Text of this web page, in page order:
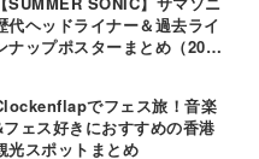
代ヘッドライナー＆過去ライ
ナップポスターまとめ（2000
でフェス旅！音楽
ェス好きにおすすめの香港
光スポットまとめ